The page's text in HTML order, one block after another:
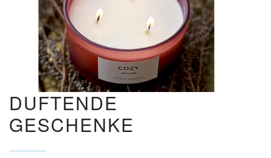
DUFTENDE
GESCHENKE